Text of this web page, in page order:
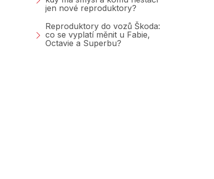
jen nové reproduktory?
Reproduktory do vozů Škoda:
co se vyplatí měnit u Fabie,
Octavie a Superbu?